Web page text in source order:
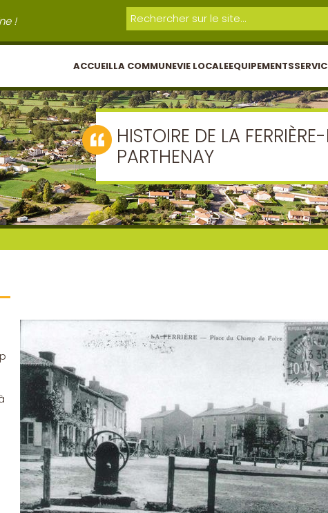
!
ACCUEILLA COMMUNEVIE LOCALEEQUIPEMENTS
HISTOIRE DE LA
PARTHENAY